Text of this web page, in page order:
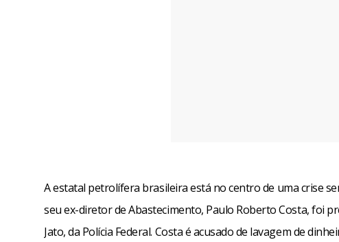
A estatal petrolífera brasileira está no centro de uma crise
seu ex-diretor de Abastecimento, Paulo Roberto Costa, foi
Jato, da Polícia Federal. Costa é acusado de lavagem de